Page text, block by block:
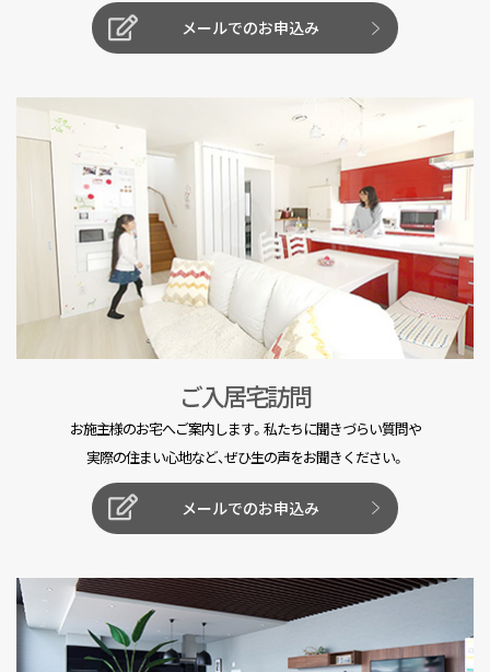
メールでのお申込み
ご入居宅訪問
お施主様のお宅へご案内します。私たちに聞きづらい質問や
実際の住まい心地など、ぜひ生の声をお聞きください。
メールでのお申込み